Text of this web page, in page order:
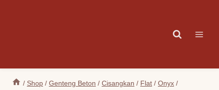
/ Shop / Genteng Beton / Cisangkan / Flat / Onyx /